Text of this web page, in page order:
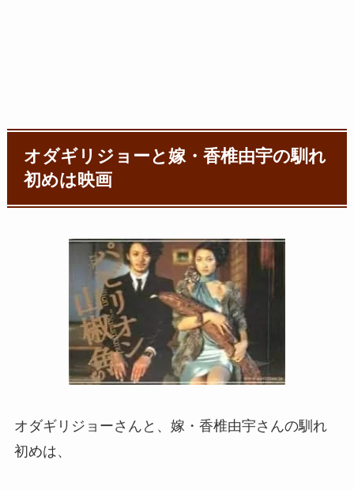
オダギリジョーと嫁・香椎由宇の馴れ
初めは映画
オダギリジョーさんと、嫁・香椎由宇さんの馴れ
初めは、